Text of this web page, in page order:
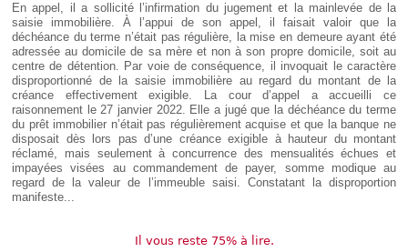
En appel, il a sollicité l’infirmation du jugement et la mainlevée de la
saisie immobilière. À l’appui de son appel, il faisait valoir que la
déchéance du terme n’était pas régulière, la mise en demeure ayant été
adressée au domicile de sa mère et non à son propre domicile, soit au
centre de détention. Par voie de conséquence, il invoquait le caractère
disproportionné de la saisie immobilière au regard du montant de la
créance effectivement exigible. La cour d’appel a accueilli ce
raisonnement le 27 janvier 2022. Elle a jugé que la déchéance du terme
du prêt immobilier n’était pas régulièrement acquise et que la banque ne
disposait dès lors pas d’une créance exigible à hauteur du montant
réclamé, mais seulement à concurrence des mensualités échues et
impayées visées au commandement de payer, somme modique au
regard de la valeur de l’immeuble saisi. Constatant la disproportion
manifeste...
Il vous reste 75% à lire.